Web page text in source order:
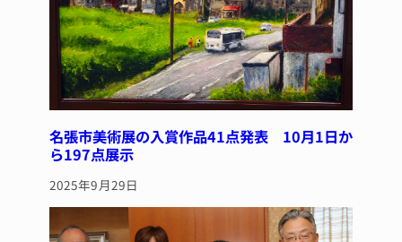
名張市美術展の入賞作品41点発表 10月1日か
ら197点展示
2025年9月29日